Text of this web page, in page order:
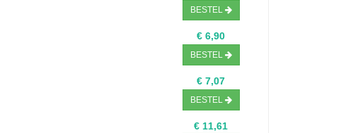
BESTEL
€ 6,90
BESTEL
€ 7,07
BESTEL
€ 11,61